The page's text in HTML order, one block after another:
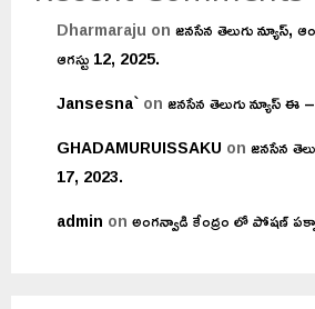
Dharmaraju onజనసేన తెలుగు న్యూస్,
ఆగస్టు 12, 2025.
Jansesna`onజనసేన తెలుగు న్యూస్ ఈ
GHADAMURUISSAKU onజనసేన
17, 2023.
admin onఅంగన్వాడి కేంద్రం లో పోషణ్